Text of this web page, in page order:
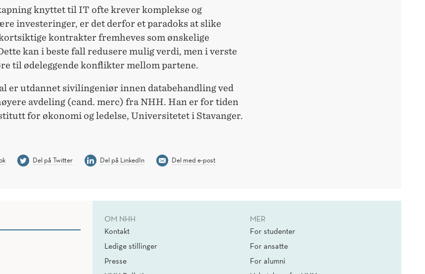
knyttet til IT ofte krever komplekse og
investeringer, er det derfor et paradoks at slike
kontrakter fremheves som ønskelige
kan i beste fall redusere mulig verdi, men i verste
til ødeleggende konflikter mellom partene.
er utdannet sivilingeniør innen databehandling ved
avdeling (cand. merc) fra NHH. Han er for tiden
for økonomi og ledelse, Universitetet i Stavanger.
Del på Twitter Del på LinkedIn Del med e-post
OM NHH
Kontakt
Ledige stillinger
Presse
MER
For studenter
For ansatte
For alumni